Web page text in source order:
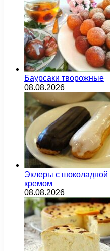
Баурсаки творожные
08.08.2026
Эклеры с
кремом
08.08.2026